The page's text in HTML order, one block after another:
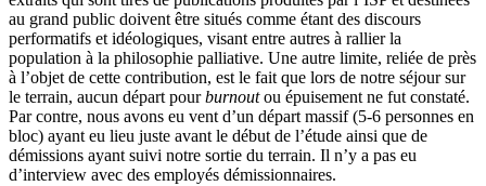
au grand public doivent être situés comme étant des discours
performatifs et idéologiques, visant entre autres à rallier la
population à la philosophie palliative. Une autre limite, reliée de près
à l’objet de cette contribution, est le fait que lors de notre séjour sur
le terrain, aucun départ pourburnoutou épuisement ne fut constaté.
Par contre, nous avons eu vent d’un départ massif (5-6 personnes en
bloc) ayant eu lieu juste avant le début de l’étude ainsi que de
démissions ayant suivi notre sortie du terrain. Il n’y a pas eu
d’interview avec des employés démissionnaires.